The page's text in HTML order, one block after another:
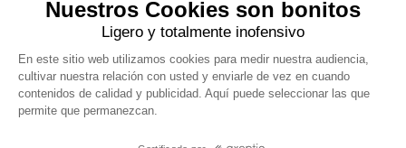
Alquilar una bicicleta con Rodeeo